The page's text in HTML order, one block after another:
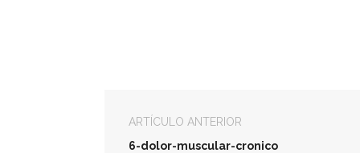
ARTÍCULO ANTERIOR
6-dolor-muscular-cronico